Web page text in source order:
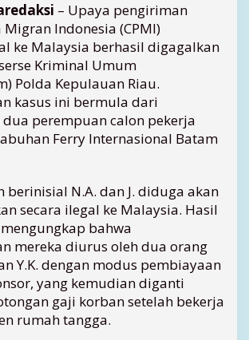
D
i
s
e
l
a
m
a
t
n
d
B
a
t
a
m
,
– Upaya pengiriman
Migran Indonesia (CPMI)
ke Malaysia berhasil digagalkan
Kriminal Umum
Polda Kepulauan Riau.
kasus ini bermula dari
perempuan calon pekerja
Ferry Internasional Batam
berinisial N.A. dan J. diduga akan
secara ilegal ke Malaysia. Hasil
bahwa
mereka diurus oleh dua orang
Y.K. dengan modus pembiayaan
yang kemudian diganti
gaji korban setelah bekerja
rumah tangga.